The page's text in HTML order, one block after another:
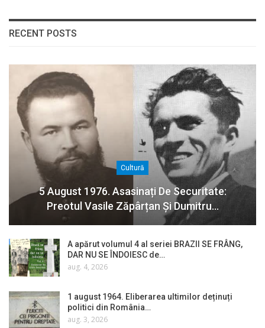
RECENT POSTS
Cultură
5 August 1976. Asasinați De Securitate:
Preotul Vasile Zăpârțan Și Dumitru…
A apărut volumul 4 al seriei BRAZII SE FRÂNG,
DAR NU SE ÎNDOIESC de…
aug. 4, 2026
1 august 1964. Eliberarea ultimilor deținuți
politici din România…
aug. 3, 2026